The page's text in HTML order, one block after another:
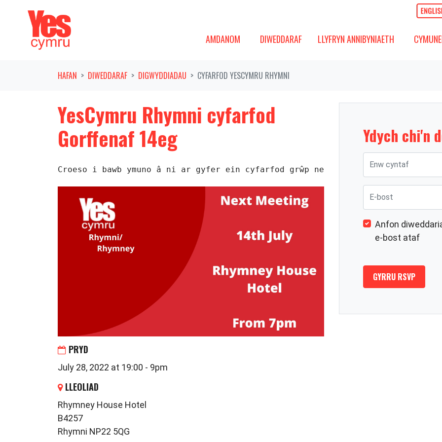
AMDANOM
DANGOS IS-FWYDLEN
AMDANOM DIWEDDARAF
DANGOS IS-FWYDLEN
DIWEDDARAF(PRESENNOL)
LLYFRYN ANNIBYNIAETH CYMUNED
HAFAN DIWEDDARAF DIGWYDDIADAU CYFARFOD YESCYMRU RHYMNI
YesCymru Rhymni cyfarfod
Gorffenaf 14eg
Croeso i bawb ymuno â ni ar gyfer ein cyfarfod grŵp nesaf yng Ngwesty Rhymney
PRYD
July 28, 2022 at 19:00 - 9pm
LLEOLIAD
Rhymney House Hotel
B4257
Rhymni NP22 5QG
Ydych chi'n
Enw cyntaf
E-bost
Anfon
e-bost ataf